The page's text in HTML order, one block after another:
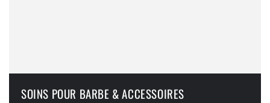
SOINS POUR BARBE & ACCESSOIRES